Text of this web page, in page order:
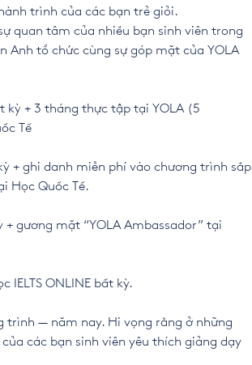
trình của các bạn trẻ giỏi.
quan tâm của nhiều bạn sinh viên trong
Anh tổ chức cùng sự góp mặt của YOLA
kỳ + 3 tháng thực tập tại YOLA (5
Tế
+ ghi danh miễn phí vào chương trình sắp
Học Quốc Tế.
+ gương mặt “YOLA Ambassador” tại
IELTS ONLINE bất kỳ.
trình — năm nay. Hi vọng rằng ở những
các bạn sinh viên yêu thích giảng dạy